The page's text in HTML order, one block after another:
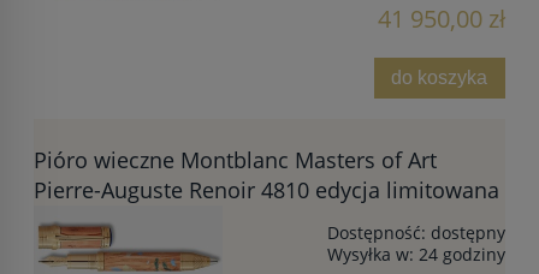
41 950,00 zł
do koszyka
Pióro wieczne Montblanc Masters of Art
Pierre-Auguste Renoir 4810 edycja limitowana
Dostępność: dostępny
Wysyłka w: 24 godziny